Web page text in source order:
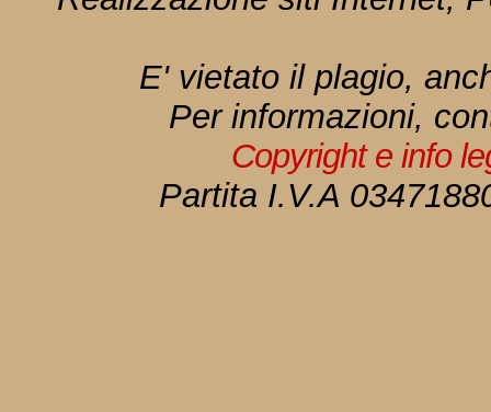
E' vietato il plagio,
Per informazioni,
Copyright e info
Partita I.V.A